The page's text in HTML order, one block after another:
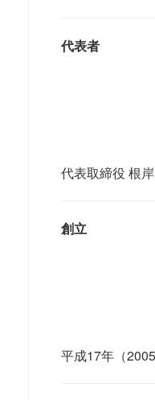
代表者
代表取締役 根
創立
平成17年（